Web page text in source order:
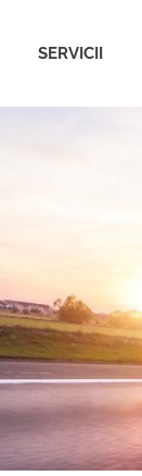
SERVICII